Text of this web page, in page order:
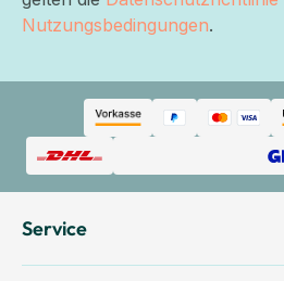
Nutzungsbedingungen.
Service